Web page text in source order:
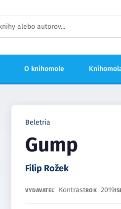
O knihomole
Beletria
Gump
Filip Rožek
VYDAVATEĽ KontrastROK 2019